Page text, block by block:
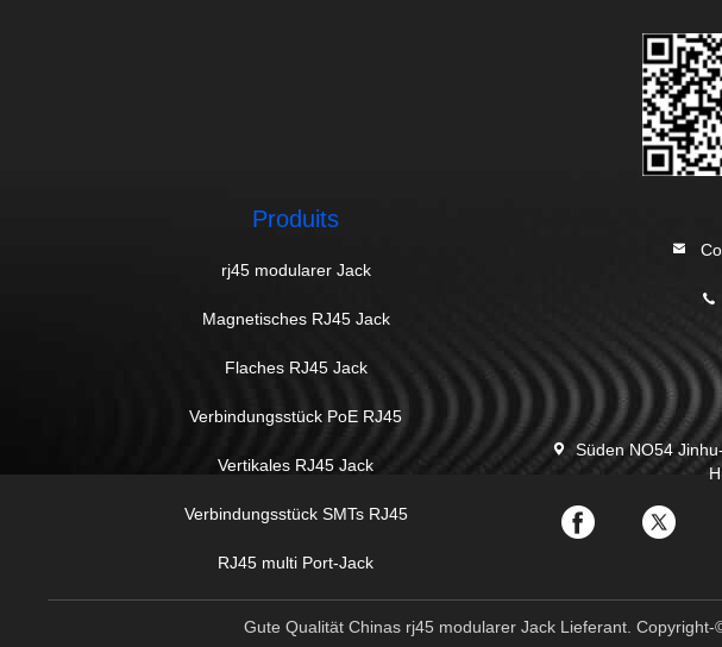
Produits
rj45 modularer Jack
Magnetisches RJ45 Jack
Flaches RJ45 Jack
Verbindungsstück PoE RJ45
Vertikales RJ45 Jack
Verbindungsstück SMTs RJ45
RJ45 multi Port-Jack
Süden NO54
Gute Qualität Chinas rj45 modularer Jack Lieferant.